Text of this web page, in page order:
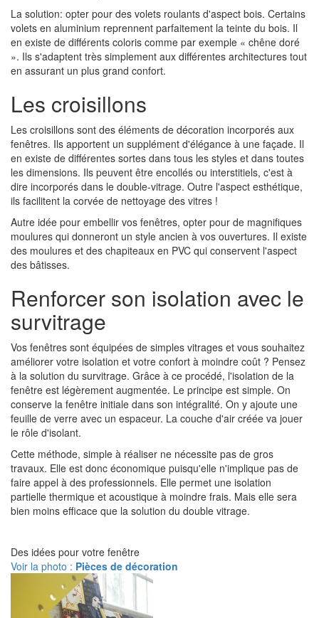
La solution: opter pour des volets roulants d'aspect bois. Certains
volets en aluminium reprennent parfaitement la teinte du bois. Il
en existe de différents coloris comme par exemple « chêne doré
». Ils s'adaptent très simplement aux différentes architectures tout
en assurant un plus grand confort.
Les croisillons
Les croisillons sont des éléments de décoration incorporés aux
fenêtres. Ils apportent un supplément d'élégance à une façade. Il
en existe de différentes sortes dans tous les styles et dans toutes
les dimensions. Ils peuvent être encollés ou interstitiels, c'est à
dire incorporés dans le double-vitrage. Outre l'aspect esthétique,
ils facilitent la corvée de nettoyage des vitres !
Autre idée pour embellir vos fenêtres, opter pour de magnifiques
moulures qui donneront un style ancien à vos ouvertures. Il existe
des moulures et des chapiteaux en PVC qui conservent l'aspect
des bâtisses.
Renforcer son isolation avec le
survitrage
Vos fenêtres sont équipées de simples vitrages et vous souhaitez
améliorer votre isolation et votre confort à moindre coût ? Pensez
à la solution du survitrage. Grâce à ce procédé, l'isolation de la
fenêtre est légèrement augmentée. Le principe est simple. On
conserve la fenêtre initiale dans son intégralité. On y ajoute une
feuille de verre avec un espaceur. La couche d'air créée va jouer
le rôle d'isolant.
Cette méthode, simple à réaliser ne nécessite pas de gros
travaux. Elle est donc économique puisqu'elle n'implique pas de
faire appel à des professionnels. Elle permet une isolation
partielle thermique et acoustique à moindre frais. Mais elle sera
bien moins efficace que la solution du double vitrage.
Des idées pour votre fenêtre
Voir la photo : Pièces de décoration